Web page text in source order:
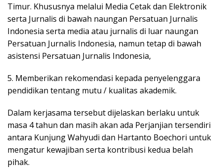
Timur. Khususnya melalui Media Cetak dan Elektronik
serta Jurnalis di bawah naungan Persatuan Jurnalis
Indonesia serta media atau jurnalis di luar naungan
Persatuan Jurnalis Indonesia, namun tetap di bawah
asistensi Persatuan Jurnalis Indonesia,
5. Memberikan rekomendasi kepada penyelenggara
pendidikan tentang mutu / kualitas akademik.
Dalam kerjasama tersebut dijelaskan berlaku untuk
masa 4 tahun dan masih akan ada Perjanjian tersendiri
antara Kunjung Wahyudi dan Hartanto Boechori untuk
mengatur kewajiban serta kontribusi kedua belah
pihak.